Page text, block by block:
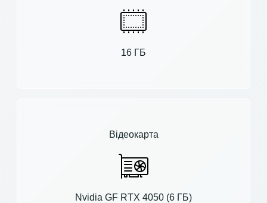
16 ГБ
Відеокарта
Nvidia GF RTX 4050 (6 ГБ)